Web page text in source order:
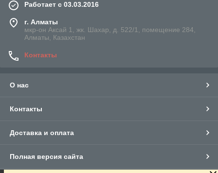
Работает с 03.03.2016
г. Алматы
мкр-он Аксай 1, жк. Шахар, д. 522/1, помещение 284,
Алматы, Казахстан
Контакты
О нас
Контакты
Доставка и оплата
Полная версия сайта